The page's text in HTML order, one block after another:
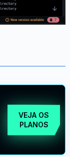
VEJA OS
PLANOS